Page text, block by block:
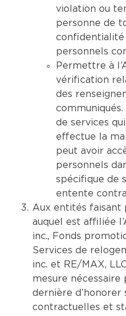
violation ou
personne de
confidentialité
personnels
Permettre à
vérification
des
de services
effectue la
peut avoir
personnels
spécifique de
entente
Aux entités faisant
auquel est affiliée
inc., Fonds
Services de
inc. et RE/MAX,
mesure
dernière d’honorer
contractuelles et